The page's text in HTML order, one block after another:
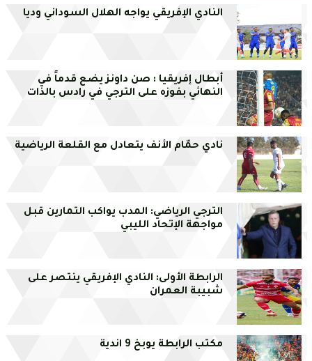
النادي الإفريقي يواجه الهلال السوداني وديا
أبطال إفريقيا : صن داونز يضع قدماً في
النهائي بفوزه على الترجي في رادس بالذات
نادي حمّام الأنف يتعادل مع القلعة الرياضية
الترجي الرياضي: المدب يواكب التمارين قبل
مواجهة الإتحاد الليبي
الرابطة الأولى: النادي الإفريقي ينتصر على
شبيبة العمران
مكتب الرابطة يوبخ 9 اندية